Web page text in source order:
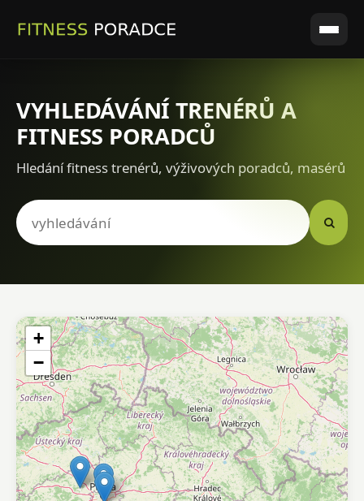
VYHLEDÁVÁNÍ TRENÉRŮ A
FITNESS PORADCŮ
Hledání fitness trenérů, výživových poradců, masérů
+
−